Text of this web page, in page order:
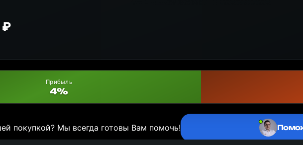
₽
Прибыль
4%
покупкой? Мы всегда готовы Вам помочь!